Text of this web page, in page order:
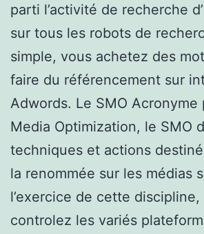
parti l’activité de recherche
sur tous les robots de
simple, vous achetez des
faire du référencement sur
Adwords. Le SMO Acronyme
Media Optimization, le SMO
techniques et actions
la renommée sur les médias
l’exercice de cette discipline,
controlez les variés